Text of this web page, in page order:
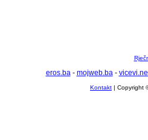
eros.ba- mojweb.ba-
Kontakt | Copyright